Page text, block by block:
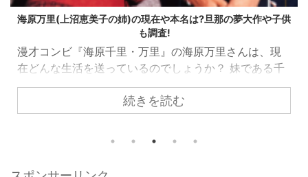
海原万里(上沼恵美子の姉)の現在や本名は?旦那の夢大作や子供
も調査!
漫才コンビ『海原千里・万里』の海原万里さんは、現
在どんな生活を送っているのでしょうか？ 妹である千
里さん(現在の上沼恵美子さん)と違って、ほとんどメデ
ィアへの露出は少ない万里さんですが、色々調査して
情報をまとめてみました。 合わせて上沼恵美子さんに
続きを読む